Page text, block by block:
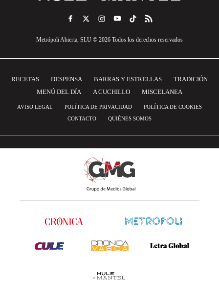
Metrópoli Abierta, SLU © 2026 Todos los derechos reservados
RECETAS DESPENSA BARRAS Y ESTRELLAS
TRADICIÓN
MENÚ DEL DÍA
A CUCHILLO MISCELANEA
AVISO LEGAL POLÍTICA DE PRIVACIDAD
POLÍTICA DE COOKIES
CONTACTO
QUIÉNES SOMOS